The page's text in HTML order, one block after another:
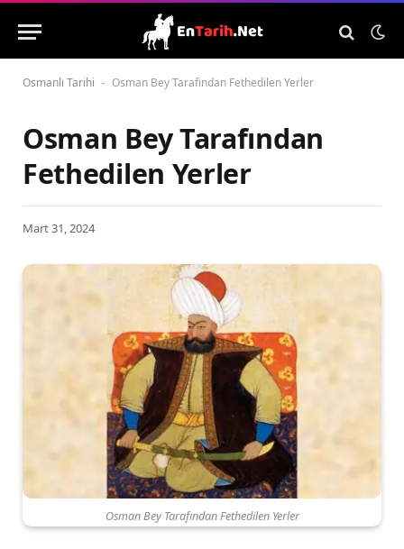
Osmanlı Tarihi - Osman Bey Tarafından Fethedilen Yerler
Osman Bey Tarafından
Fethedilen Yerler
Mart 31, 2024
Osman Bey Tarafından Fethedilen Yerler